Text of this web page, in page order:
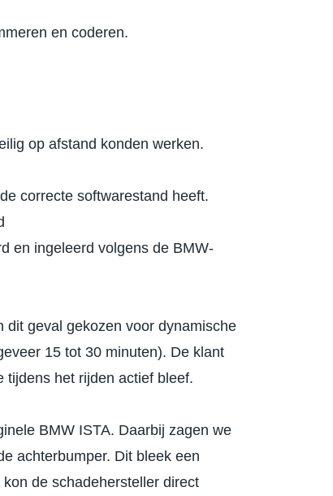
en coderen.
op afstand konden werken.
correcte softwarestand heeft.
en ingeleerd volgens de BMW-
dit geval gekozen voor dynamische
15 tot 30 minuten). De klant
tijdens het rijden actief bleef.
BMW ISTA. Daarbij zagen we
achterbumper. Dit bleek een
de schadehersteller direct